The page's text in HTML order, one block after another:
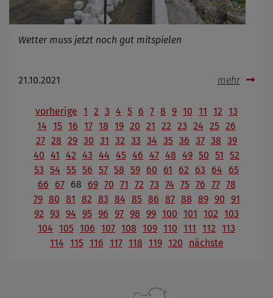
Wetter muss jetzt noch gut mitspielen
21.10.2021 mehr
vorherige 1 2 3 4 5 6 7 8 9 10 11 12 13
14 15 16 17 18 19 20 21 22 23 24 25 26
27 28 29 30 31 32 33 34 35 36 37 38 39
40 41 42 43 44 45 46 47 48 49 50 51
52
53 54 55 56 57 58 59 60 61 62 63 64
65
66
67 68 69 70 71 72 73 74 75 76 77 78
79 80 81 82 83 84 85 86 87 88 89 90 91
92 93 94 95 96 97 98 99 100 101 102 103
104 105 106 107 108 109 110 111 112 113
114 115 116 117 118 119 120 nächste